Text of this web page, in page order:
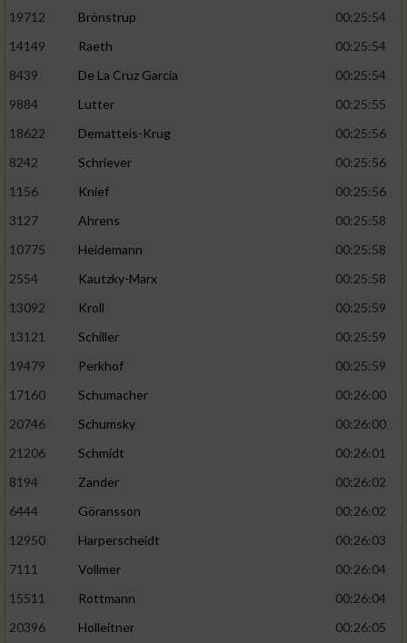
19712
Brönstrup
00:25:54
14149
Raeth
00:25:54
8439
De La Cruz Garcia
00:25:54
9884
Lutter
00:25:55
18622
Dematteis-Krug
00:25:56
8242
Schriever
00:25:56
1156
Knief
00:25:56
3127
Ahrens
00:25:58
10775
Heidemann
00:25:58
2554
Kautzky-Marx
00:25:58
13092
Kroll
00:25:59
13121
Schiller
00:25:59
19479
Perkhof
00:25:59
17160
Schumacher
00:26:00
20746
Schumsky
00:26:00
21206
Schmidt
00:26:01
8194
Zander
00:26:02
6444
Göransson
00:26:02
12950
Harperscheidt
00:26:03
7111
Vollmer
00:26:04
15511
Rottmann
00:26:04
20396
Holleitner
00:26:05
personalisierter Inhalte
Analyse von Zielgruppen durch Statistiken
verschiedenen Quellen
Verwendung reduzierter Daten zur Auswahl
IAB-Besonderheiten:
Verwendung genauer Standortdaten
Informationen identifizieren